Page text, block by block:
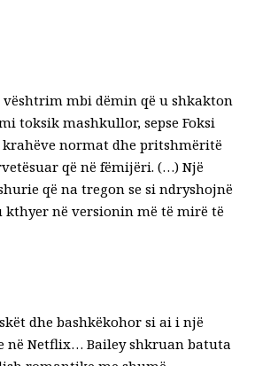
mbi dëmin që u shkakton
toksik mashkullor, sepse Foksi
krahëve normat dhe pritshmëritë
që në fëmijëri. (…) Një
që na tregon se si ndryshojnë
kthyer në versionin më të mirë të
dhe bashkëkohor si ai i një
nëNetflix… Bailey shkruan batuta